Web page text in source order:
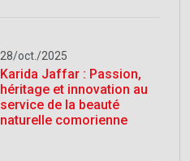
28/oct./2025
Karida Jaffar : Passion,
héritage et innovation au
service de la beauté
naturelle comorienne